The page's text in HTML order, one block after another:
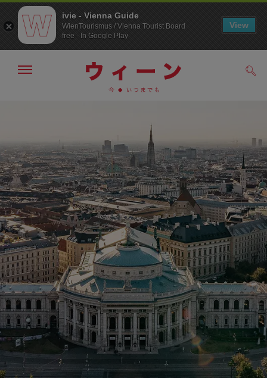
へ
ジ
の
ト
ッ
プ
へ
メ
非
表
示
ivie - Vienna Guide
WienTourismus / Vienna Tourist Board
free - In Google Play
View